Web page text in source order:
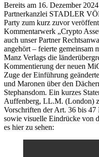
Bereits am 16. Dezember
Partnerkanzlei STADLER
Party zum kurz zuvor
Kommentarwerk „Crypto
auch unser Partner
angehört – feierte gemeinsam
Manz Verlags die
Kommentierung der neuen
Zuge der Einführung
und Maronen über den
Stephansdom. Ein kurzes
Auffenberg, LL.M. (London)
Vorschriften der Art. 36 bis
sowie visuelle Eindrücke von
es hier zu sehen: